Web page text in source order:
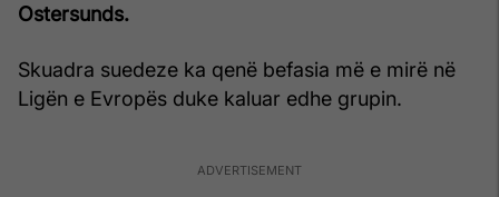
Ostersunds.
Skuadra suedeze ka qenë befasia më e mirë në
Ligën e Evropës duke kaluar edhe grupin.